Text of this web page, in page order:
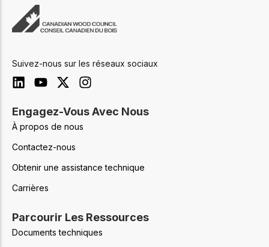
Suivez-nous sur les réseaux sociaux
Engagez-Vous Avec Nous
À propos de nous
Contactez-nous
Obtenir une assistance technique
Carrières
Parcourir Les Ressources
Documents techniques